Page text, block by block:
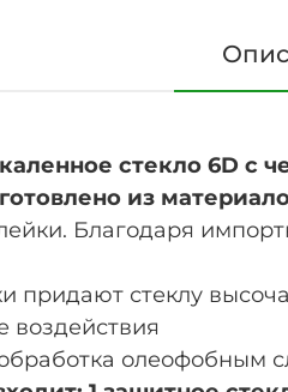
стекло 6D с
из
Благодаря
придают стеклу
воздействия
олеофобным